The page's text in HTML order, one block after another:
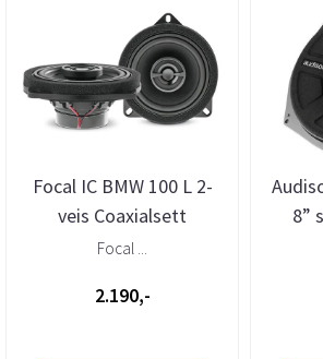
Focal IC BMW 100 L 2-
veis Coaxialsett
Focal ...
2.190,-
8”